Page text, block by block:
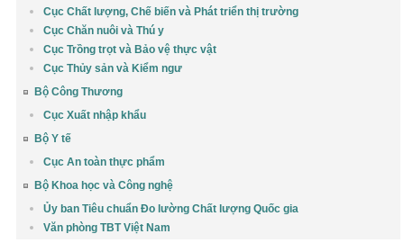
Cục Chất lượng, Chế biến và Phát triển thị trường
Cục Chăn nuôi và Thú y
Cục Trồng trọt và Bảo vệ thực vật
Cục Thủy sản và Kiểm ngư
Bộ Công Thương
Cục Xuất nhập khẩu
Bộ Y tế
Cục An toàn thực phẩm
Bộ Khoa học và Công nghệ
Ủy ban Tiêu chuẩn Đo lường Chất lượng Quốc gia
Văn phòng TBT Việt Nam